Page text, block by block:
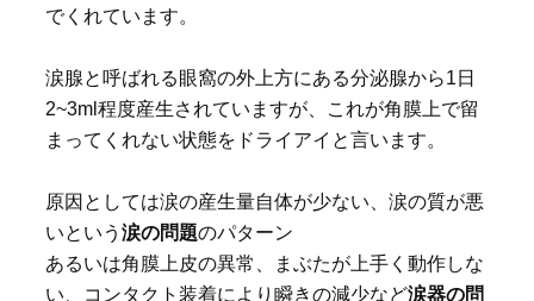
でくれています。
涙腺と呼ばれる眼窩の外上方にある分泌腺から1日
2~3ml程度産生されていますが、これが角膜上で留
まってくれない状態をドライアイと言います。
原因としては涙の産生量自体が少ない、涙の質が悪
いという 涙の問題のパターン
あるいは角膜上皮の異常、まぶたが上手く動作しな
い、コンタクト装着により瞬きの減少など涙器の問